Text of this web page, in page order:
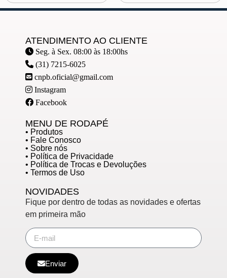
ATENDIMENTO AO CLIENTE
Seg. à Sex. 08:00 às 18:00hs
(31) 7215-6025
cnpb.oficial@gmail.com
Instagram
Facebook
MENU DE RODAPÉ
• Produtos
• Fale Conosco
• Sobre nós
• Política de Privacidade
• Política de Trocas e Devoluções
• Termos de Uso
NOVIDADES
Fique por dentro de todas as novidades e ofertas
em primeira mão
Enviar